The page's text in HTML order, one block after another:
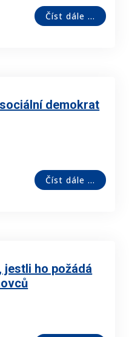
Číst dále ...
demokrat
Číst dále ...
jestli ho požádá